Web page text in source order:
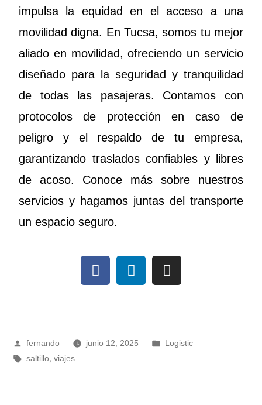
impulsa la equidad en el acceso a una
movilidad digna. En Tucsa, somos tu mejor
aliado en movilidad, ofreciendo un servicio
diseñado para la seguridad y tranquilidad
de todas las pasajeras. Contamos con
protocolos de protección en caso de
peligro y el respaldo de tu empresa,
garantizando traslados confiables y libres
de acoso. Conoce más sobre nuestros
servicios y hagamos juntas del transporte
un espacio seguro.
fernando junio 12, 2025
Logistic
saltillo,viajes